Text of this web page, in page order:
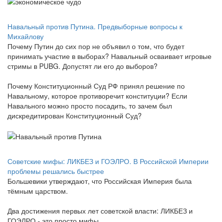
Навальный против Путина. Предвыборные вопросы к
Михайлову
Почему Путин до сих пор не объявил о том, что будет
принимать участие в выборах? Навальный осваивает игровые
стримы в PUBG. Допустят ли его до выборов?
Почему Конституционный Суд РФ принял решение по
Навальному, которое противоречит конституции? Если
Навального можно просто посадить, то зачем был
дискредитирован Конституционный Суд?
Советские мифы: ЛИКБЕЗ и ГОЭЛРО. В Российской Империи
проблемы решались быстрее
Большевики утверждают, что Российская Империя была
тёмным царством.
Два достижения первых лет советской власти: ЛИКБЕЗ и